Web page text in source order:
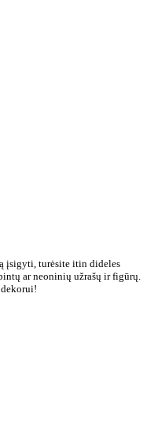
įsigyti, turėsite itin dideles
ar neoninių užrašų ir figūrų.